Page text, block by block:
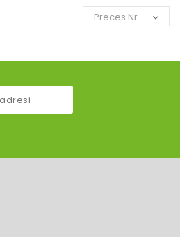
Preces Nr.